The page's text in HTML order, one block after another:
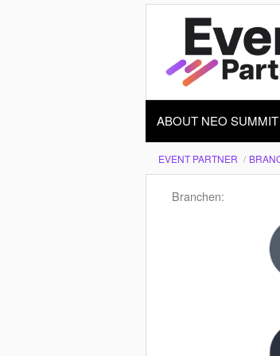
ABOUT NEO SUMMIT
EVENT PARTNER
Branchen: